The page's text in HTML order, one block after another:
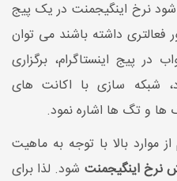
نرخ اینگیجمنت در یک پیج
فعالتری داشته باشند می توان
پیج اینستاگرام، برگزاری
شبکه سازی با اکانت های
و تگ ها اشاره نمود.
موارد بالا با توجه به ماهیت
نرخ اینگیجمنت شود. لذا برای